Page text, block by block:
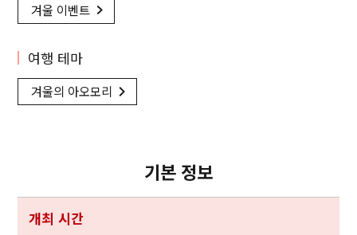
겨울 이벤트
여행 테마
겨울의 아오모리
기본 정보
개최 시간